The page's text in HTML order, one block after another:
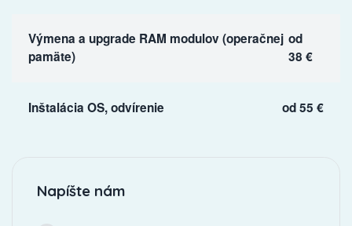
Výmena a upgrade RAM modulov (operačnej
pamäte)
od
38 €
Inštalácia OS, odvírenie od 55 €
Napíšte nám